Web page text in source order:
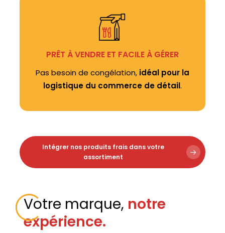
PRÊT À VENDRE ET FACILE À GÉRER
Pas besoin de congélation, idéal pour la
logistique du commerce de détail.
Intégrer nos produits frais dans votre
assortiment
Votre marque, notre
expérience.